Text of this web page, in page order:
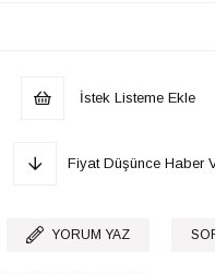
İstek Listeme Ekle
Fiyat Düşünce Haber
YORUM YAZ